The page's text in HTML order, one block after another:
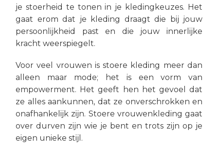
je stoerheid te tonen in je kledingkeuzes. Het
gaat erom dat je kleding draagt die bij jouw
persoonlijkheid past en die jouw innerlijke
kracht weerspiegelt.
Voor veel vrouwen is stoere kleding meer dan
alleen maar mode; het is een vorm van
empowerment. Het geeft hen het gevoel dat
ze alles aankunnen, dat ze onverschrokken en
onafhankelijk zijn. Stoere vrouwenkleding gaat
over durven zijn wie je bent en trots zijn op je
eigen unieke stijl.